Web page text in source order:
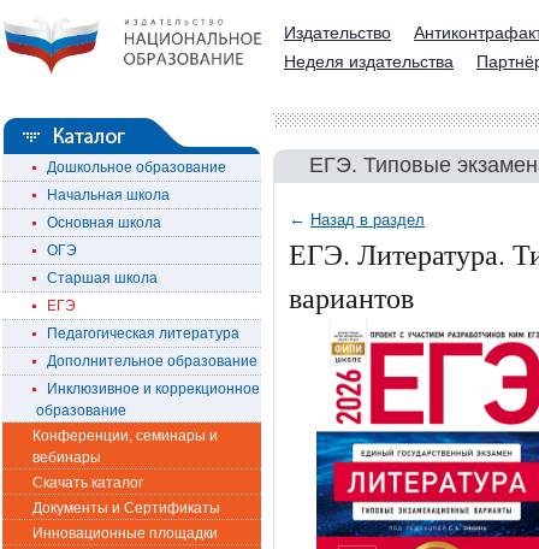
Издательство
Неделя издательства
Дошкольное образование
Начальная школа
Основная школа
ОГЭ
Старшая школа
ЕГЭ
Педагогическая литература
Дополнительное образование
Инклюзивное и коррекционное
образование
Конференции, семинары и
вебинары
Скачать каталог
Документы и Сертификаты
Инновационные площадки
ЕГЭ. Типовые
← Назад в раздел
ЕГЭ. Литература.
вариантов